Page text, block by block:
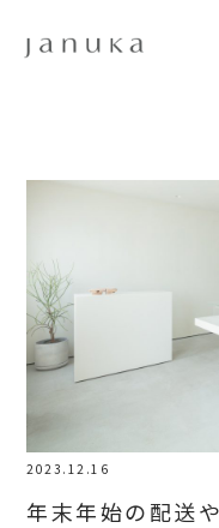
2023.12.16
年末年始の配送